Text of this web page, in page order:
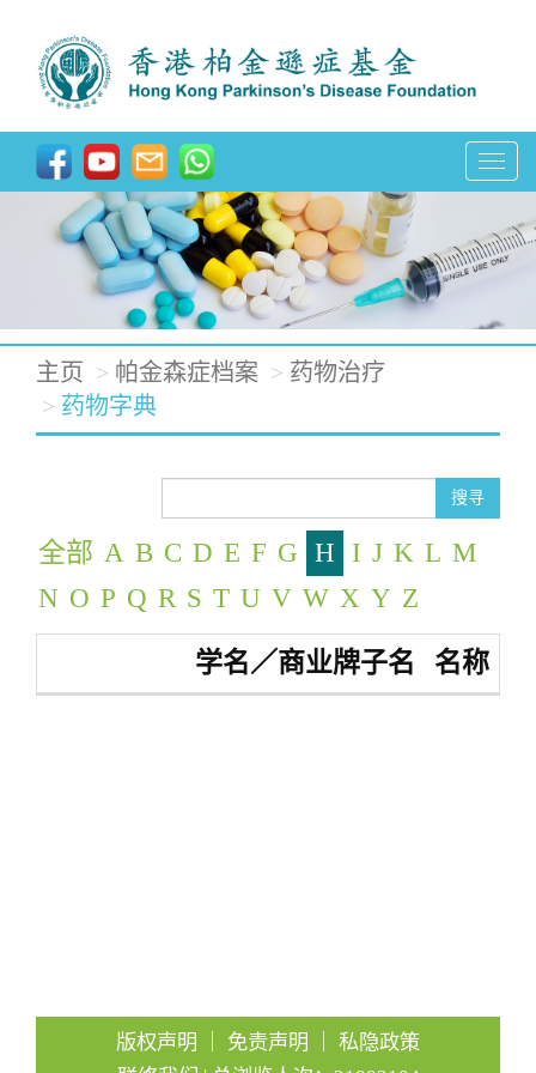
T
g
l
a
v
i
t
主页 帕金森症档案
药物治疗
药物字典
搜寻
全部 A B C D E F G H I J K L M
N O P Q R S T U V W X Y Z
学名／商业牌子名 名称
版权声明 免责声明
私隐政策